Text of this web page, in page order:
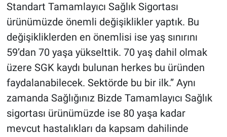
Standart Tamamlayıcı Sağlık Sigortası
ürünümüzde önemli değişiklikler yaptık. Bu
değişikliklerden en önemlisi ise yaş sınırını
59’dan 70 yaşa yükselttik. 70 yaş dahil olmak
üzere SGK kaydı bulunan herkes bu üründen
faydalanabilecek. Sektörde bu bir ilk.” Aynı
zamanda Sağlığınız Bizde Tamamlayıcı Sağlık
sigortası ürünümüzde ise 80 yaşa kadar
mevcut hastalıkları da kapsam dahilinde